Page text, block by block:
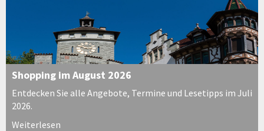
Shopping im August 2026
Entdecken Sie alle Angebote, Termine und Lesetipps im Juli
2026.
Weiterlesen